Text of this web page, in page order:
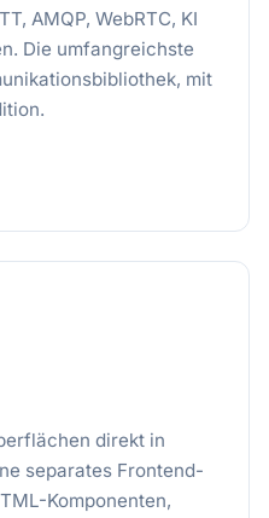
AMQP, WebRTC, KI
Die umfangreichste
mit
direkt in
separates Frontend-
Komponenten,